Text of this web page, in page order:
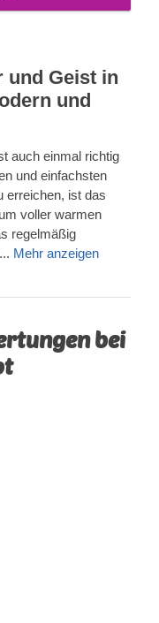
und Geist in
und
auch einmal richtig
und einfachsten
erreichen, ist das
voller warmen
regelmäßig
Mehr anzeigen
bei